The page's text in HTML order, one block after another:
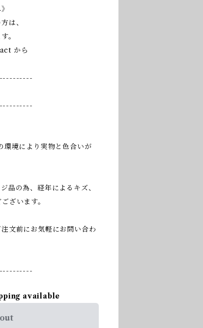
は、
。
から
境により実物と色合いが
品の為、経年によるキズ、
ざいます。
文前にお気軽にお問い合わ
available